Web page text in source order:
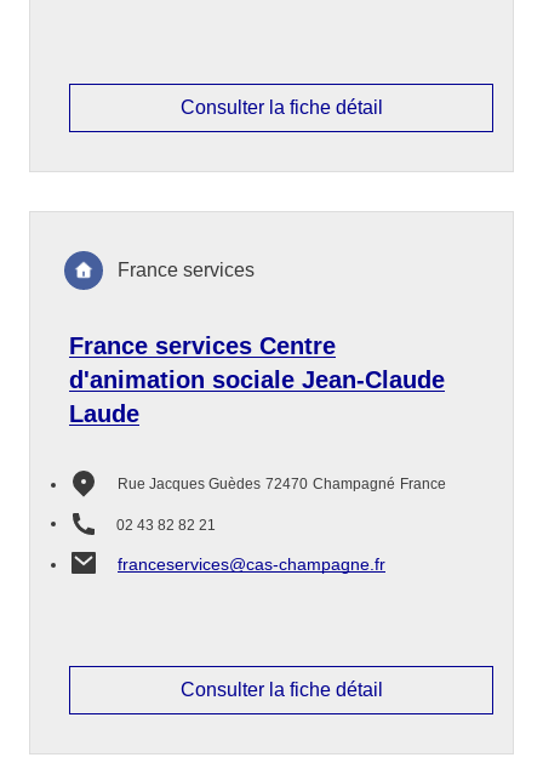
Consulter la fiche détail
France services Centre
d'animation sociale Jean-Claude
Laude
Rue Jacques Guèdes 72470 Champagné France
02 43 82 82 21
franceservices@cas-champagne.fr
France services
Consulter la fiche détail